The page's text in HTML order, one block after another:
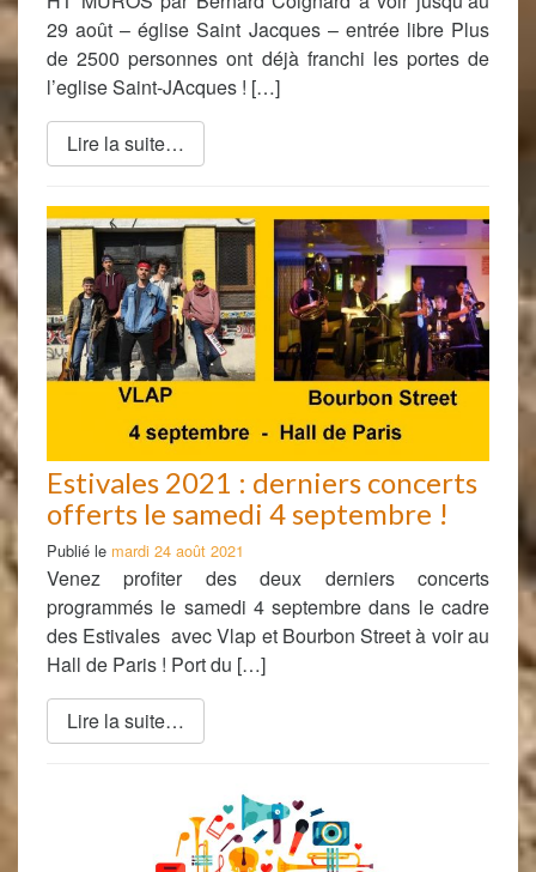
29 août – église Saint Jacques – entrée libre Plus
de 2500 personnes ont déjà franchi les portes de
l’eglise Saint-JAcques ! […]
Lire la suite…
Estivales 2021 : derniers concerts
offerts le samedi 4 septembre !
Publié le mardi 24 août 2021
Venez profiter des deux derniers concerts
programmés le samedi 4 septembre dans le cadre
des Estivales avec Vlap et Bourbon Street à voir au
Hall de Paris ! Port du […]
Lire la suite…